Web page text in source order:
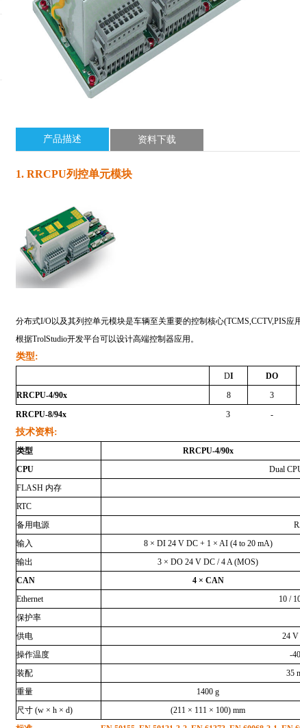
产品描述 资料下载
1. RRCPU列控单元模块
分布式I/O以及其列控单元模块是车辆至关重要的控制核心(TCMS,CCTV,PIS应
根据TrolStudio开发平台可以设计高端控制器应用。
类型:
DI DO
RRCPU-4/90x
8 3
RRCPU-8/94x
3 -
技术资料:
类型 RRCPU-4/90x
CPU
Dual
FLASH 内存
RTC
备用电源
输入
8 × DI 24 V DC + 1 × AI (4 to 20 mA)
输出
3 × DO 24 V DC / 4 A (MOS)
CAN
4 × CAN
Ethernet
10 /
保护率
供电
24 V
操作温度
-
装配
35
重量
1400 g
尺寸 (w × h × d) (211 × 111 × 100) mm